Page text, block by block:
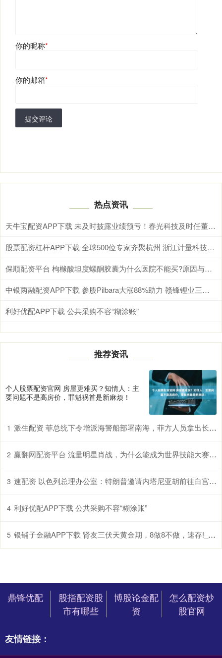
你的昵称*
你的邮箱*
提交评论
热点资讯
天牛宝配资APP下载 未及时披露业绩预亏！春光科技及时任董事长、总经理被通报批评
股票配资杠杆APP下载 全球500位专家齐聚杭州 浙江计量科技创新成果亮相国际舞台
保顺配资平台 枸橼酸坦度螺酮胶囊为什么医院不能买?原因与对策一文说清!
中银两融配资APP下载 参股Pilbara大涨88%助力 赣锋锂业三季度净利创两年新高
利好优配APP下载 公共采购不容“糊涂账”
推荐资讯
个人股票配资官网 房屋更难买？知情人：主
要问题不是高房价，罪魁祸首是新麻烦！
1 派生配资 菲总统下令增派海警船部署南海，菲方人员拿出长刀进行挑衅
2 赢翻网配资平台 流量明星肖战，为什么能成为世界技能大赛的推广大使？_赛事_人性_顶流
3 速配资 以色列总理办公室：特朗普邀请内塔尼亚胡前往白宫会晤
4 利好优配APP下载 公共采购不容“糊涂账”
5 银铺子金融APP下载 肾友三伏天黄金期，8做8不做，速存!_ml_体重_饮水量
鼎锋优配
股指配资股
市有哪些
博股论金配
资
怎么配资炒
股官网
友情链接：